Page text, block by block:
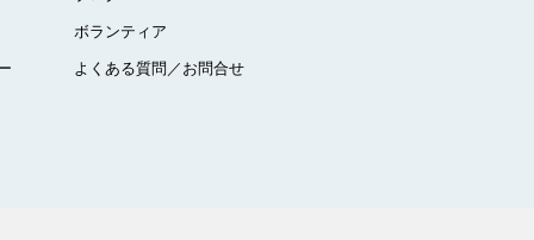
ボランティア
よくある質問／お問合せ